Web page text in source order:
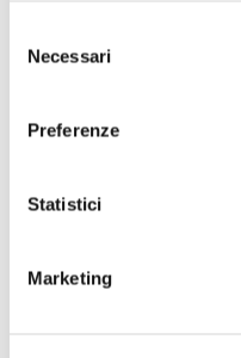
delNecessari
Preferenze
Statistici
Marketing
BANDIERE ARANCIONI